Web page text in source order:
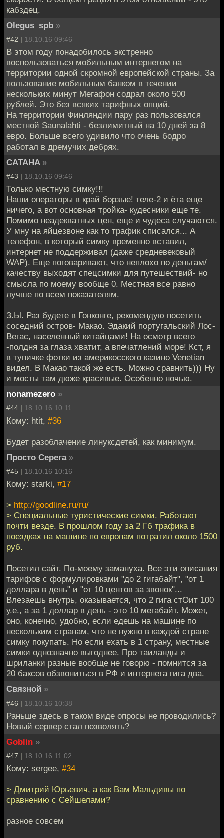
кабздец.
Olegus_spb »
#42 | 18.10.16 09:46
В этом году понадобилось экстренно
воспользоваться мобильным интернетом на
территории одной скромной европейской страны. За
пользование мобильным банком в течении
нескольких минут Мегафон содрал около 500
рублей. Это без всяких тарифных опций.
На территории Финляндии пару раз пользовался
местной Saunalahti - безлимитный на 10 дней за 8
евро. Больше всего удивило что очень бодро
работал в дремучих дебрях.
CATAHA »
#43 | 18.10.16 09:46
Только местную симку!!!
Наши операторы в край борзые! теле-2 и ёта еще
ничего, а вот основная тройка- кудесники еще те.
Помимо неадекватных цен, еще и чудеса случаются.
У мну на яйцезвоне как то трафик списался... А
телефон, в который симку временно вставил,
интернет не поддерживал (даже средневековый
WAP). Еще поговаривают, что неплохо по деньгам/
качеству выходят спецсимки для путешествий- но
смысла по моему вообще 0. Местная все равно
лучше по всем показателям.
З.Ы. Раз будете в Гонконге, рекомендую посетить
соседний остров- Макао. Эдакий португальский Лос-
Вегас, населенный китайцами! На осмотр всего
-полдня за глаза хватит, а впечатлений море! Кст, я
в тупичке фотки из америкосского казино Venetian
видел. В Макао такой же есть. Можно сравнить))) Ну
и мосты там дюже красивые. Особенно ночью.
nonamezero »
#44 | 18.10.16 10:11
Кому: htit, #36
Будет разоблачение линуксдетей, как минимум.
Просто Серега »
#45 | 18.10.16 10:16
Кому: starki, #17
> http://goodline.ru/ru/
> Специальные туристические симки. Работают
почти везде. В прошлом году за 2 Гб трафика в
поездках на машине по европам потратил около 1500
руб.
Посетил сайт. По-моему замануха. Все эти описания
тарифов с формулировками "до 2 гигабайт", "от 1
доллара в день" и "от 10 центов за звонок"...
Влезаешь внутрь, оказывается, что 2 гига стОит 100
у.е., а за 1 доллар в день - это 10 мегабайт. Может,
оно, конечно, удобно, если едешь на машине по
нескольким странам, что не нужно в каждой стране
симку покупать. Но если ехать в 1 страну, местные
симки однозначно выгоднее. Про таиланды и
шриланки разные вообще не говорю - помнится за
20 баксов обзвониться в РФ и интернета гига два.
Связной »
#46 | 18.10.16 10:38
Раньше здесь в таком виде опросы не проводились?
Новый сервер стал позволять?
Goblin »
#47 | 18.10.16 11:02
Кому: sergee, #34
> Дмитрий Юрьевич, а как Вам Мальдивы по
сравнению с Сейшелами?
разное совсем